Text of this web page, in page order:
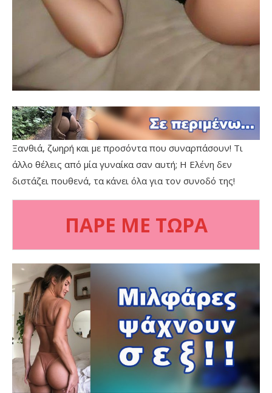
Ξανθιά, ζωηρή και με προσόντα που συναρπάσουν! Τι
άλλο θέλεις από μία γυναίκα σαν αυτή; Η Ελένη δεν
διστάζει πουθενά, τα κάνει όλα για τον συνοδό της!
ΠΑΡΕ ΜΕ ΤΩΡΑ